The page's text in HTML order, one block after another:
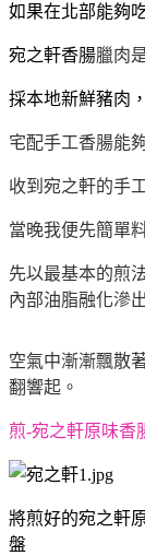
如果在北部能夠
宛之軒香腸臘肉
採本地新鮮豬肉
宅配手工香腸能
收到宛之軒的手
當晚我便先簡單
先以最基本的煎
內部油脂融化滲
空氣中漸漸飄散
翻響起。
煎-宛之軒原味香
將煎好的宛之軒
盤